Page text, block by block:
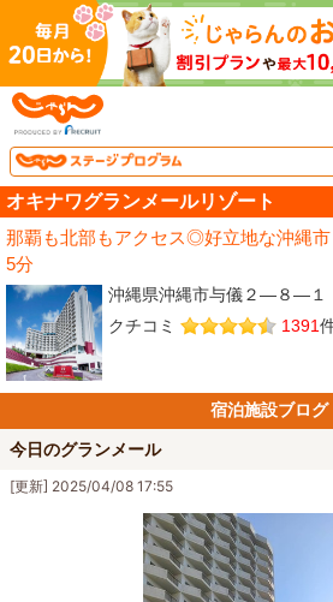
オキナワグランメールリゾート
那覇も北部もアクセス◎好立地な沖縄
5分
沖縄県沖縄市与儀２―８―１
クチコミ
1391
宿泊施設ブログ
今日のグランメール
[更新] 2025/04/08 17:55